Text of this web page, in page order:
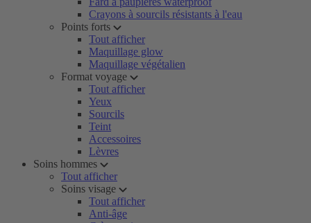
Crayons à sourcils résistants à l'eau
Points forts
Tout afficher
Maquillage glow
Maquillage végétalien
Format voyage
Tout afficher
Yeux
Sourcils
Teint
Accessoires
Lèvres
Soins hommes
Tout afficher
Soins visage
Tout afficher
Anti-âge